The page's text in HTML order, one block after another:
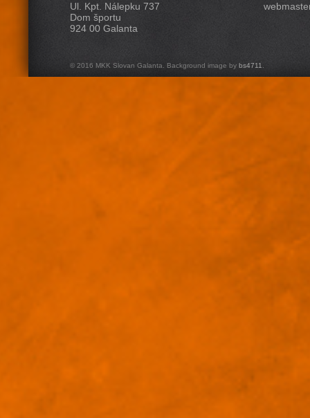
Ul. Kpt. Nálepku 737
Dom športu
924 00 Galanta
© 2016 MKK Slovan Galanta. Background image by bs4711